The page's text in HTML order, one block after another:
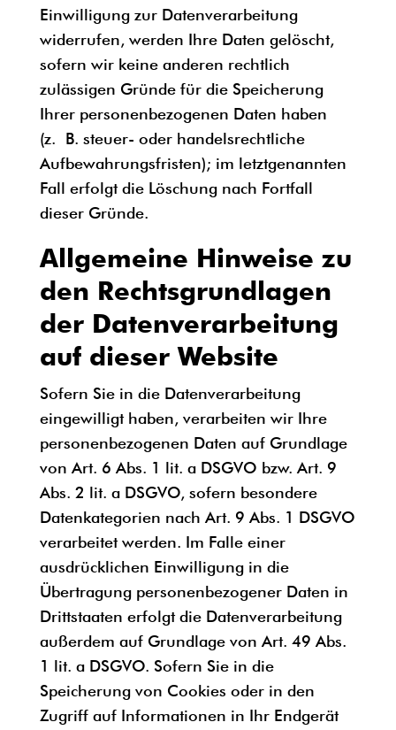
Einwilligung zur Datenverarbeitung
widerrufen, werden Ihre Daten gelöscht,
sofern wir keine anderen rechtlich
zulässigen Gründe für die Speicherung
Ihrer personenbezogenen Daten haben
(z. B. steuer- oder handelsrechtliche
Aufbewahrungsfristen); im letztgenannten
Fall erfolgt die Löschung nach Fortfall
dieser Gründe.
Allgemeine Hinweise zu
den Rechtsgrundlagen
der Datenverarbeitung
auf dieser Website
Sofern Sie in die Datenverarbeitung
eingewilligt haben, verarbeiten wir Ihre
personenbezogenen Daten auf Grundlage
von Art. 6 Abs. 1 lit. a DSGVO bzw. Art. 9
Abs. 2 lit. a DSGVO, sofern besondere
Datenkategorien nach Art. 9 Abs. 1 DSGVO
verarbeitet werden. Im Falle einer
ausdrücklichen Einwilligung in die
Übertragung personenbezogener Daten in
Drittstaaten erfolgt die Datenverarbeitung
außerdem auf Grundlage von Art. 49 Abs.
1 lit. a DSGVO. Sofern Sie in die
Speicherung von Cookies oder in den
Zugriff auf Informationen in Ihr Endgerät